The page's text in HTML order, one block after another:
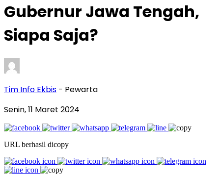
Gubernur Jawa Tengah,
Siapa Saja?
Tim Info Ekbis - Pewarta
Senin, 11 Maret 2024
URL berhasil dicopy